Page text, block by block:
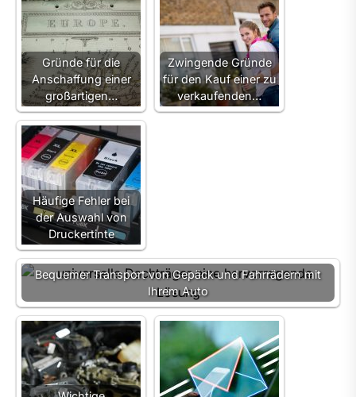
Gründe für die
Anschaffung einer
großartigen…
Zwingende Gründe
für den Kauf einer zu
verkaufenden…
Häufige Fehler bei
der Auswahl von
Druckertinte
Bequemer Transport von Gepäck und Fahrrädern mit
Ihrem Auto
Wolt